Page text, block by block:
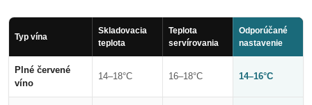
Typ vína
Skladovacia
teplota
Teplota
servírovania
Odporúčané
nastavenie
Plné červené
víno
14–18°C 16–18°C 14–16°C